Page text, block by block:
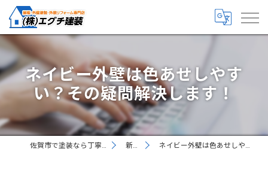
ネイビー外壁は色あせしやす
い？その疑問解決します！
佐賀市で塗装なら丁寧な株式会社エグチ建装 新着情報 ネイビー外壁は色あせしやすい？その疑問解決します！